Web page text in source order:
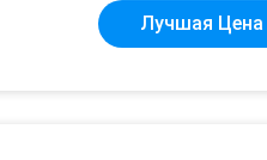
Лучшая Цена